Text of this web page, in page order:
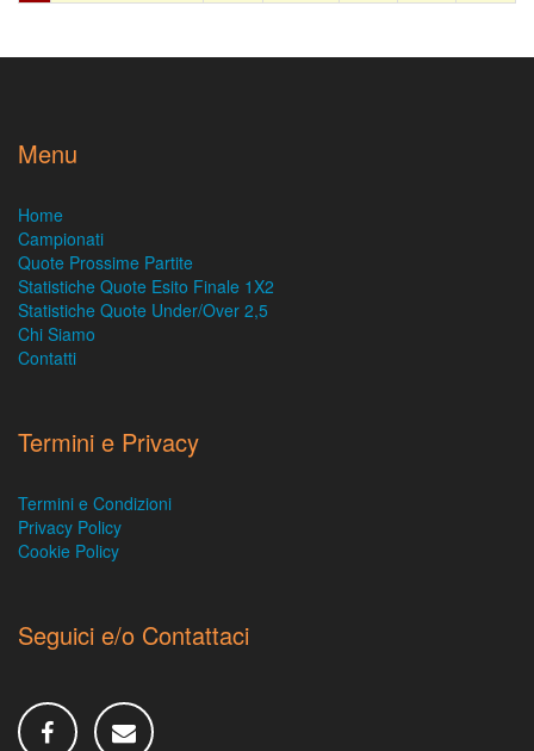
Menu
Home
Campionati
Quote Prossime Partite
Statistiche Quote Esito Finale 1X2
Statistiche Quote Under/Over 2,5
Chi Siamo
Contatti
Termini e Privacy
Termini e Condizioni
Privacy Policy
Cookie Policy
Seguici e/o Contattaci